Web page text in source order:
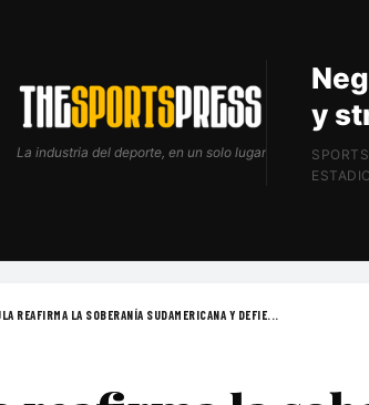
La industria del deporte, en un solo lugar
y
REAFIRMA LA SOBERANÍA SUDAMERICANA Y DEFIE...